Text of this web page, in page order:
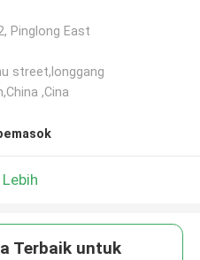
Pinglong East
street,longgang
,Cina
Terbaik untuk